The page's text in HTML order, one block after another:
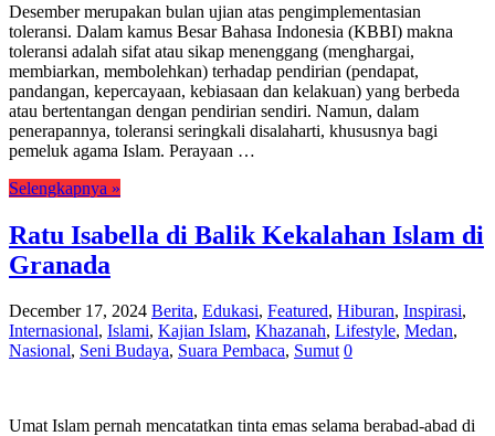
Desember merupakan bulan ujian atas pengimplementasian
toleransi. Dalam kamus Besar Bahasa Indonesia (KBBI) makna
toleransi adalah sifat atau sikap menenggang (menghargai,
membiarkan, membolehkan) terhadap pendirian (pendapat,
pandangan, kepercayaan, kebiasaan dan kelakuan) yang berbeda
atau bertentangan dengan pendirian sendiri. Namun, dalam
penerapannya, toleransi seringkali disalaharti, khususnya bagi
pemeluk agama Islam. Perayaan …
Selengkapnya »
Ratu Isabella di Balik Kekalahan Islam di
Granada
December 17, 2024 Berita, Edukasi, Featured, Hiburan, Inspirasi,
Internasional, Islami, Kajian Islam, Khazanah, Lifestyle, Medan,
Nasional, Seni Budaya, Suara Pembaca, Sumut 0
Umat Islam pernah mencatatkan tinta emas selama berabad-abad di